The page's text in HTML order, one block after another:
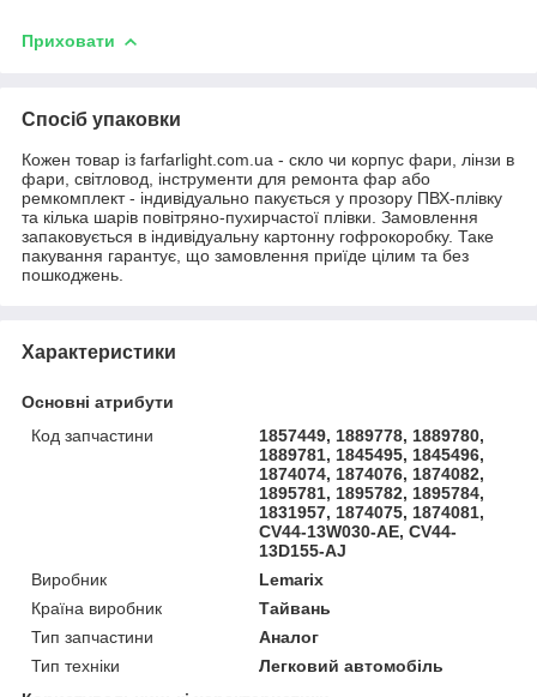
Приховати
Спосіб упаковки
Кожен товар із farfarlight.com.ua - скло чи корпус фари, лінзи в
фари, світловод, інструменти для ремонта фар або
ремкомплект - індивідуально пакується у прозору ПВХ-плівку
та кілька шарів повітряно-пухирчастої плівки. Замовлення
запаковується в індивідуальну картонну гофрокоробку. Таке
пакування гарантує, що замовлення приїде цілим та без
пошкоджень.
Характеристики
Основні атрибути
Код запчастини
1857449, 1889778, 1889780,
1889781, 1845495, 1845496,
1874074, 1874076, 1874082,
1895781, 1895782, 1895784,
1831957, 1874075, 1874081,
CV44-13W030-AE, CV44-
13D155-AJ
Виробник
Lemarix
Країна виробник
Тайвань
Тип запчастини
Аналог
Тип техніки
Легковий автомобіль